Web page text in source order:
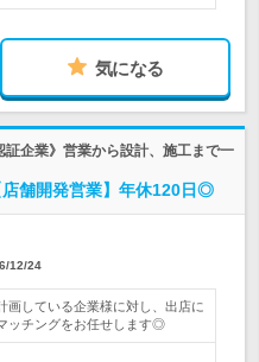
気になる
企業》営業から設計、施工まで一
舗開発営業】年休120日◎
12/24
画している企業様に対し、出店に
ッチングをお任せします◎